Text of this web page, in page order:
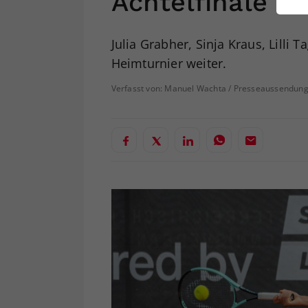
Julia Grabher, Sinja Kraus, Lilli
Heimturnier weiter.
Verfasst von: Manuel Wachta /